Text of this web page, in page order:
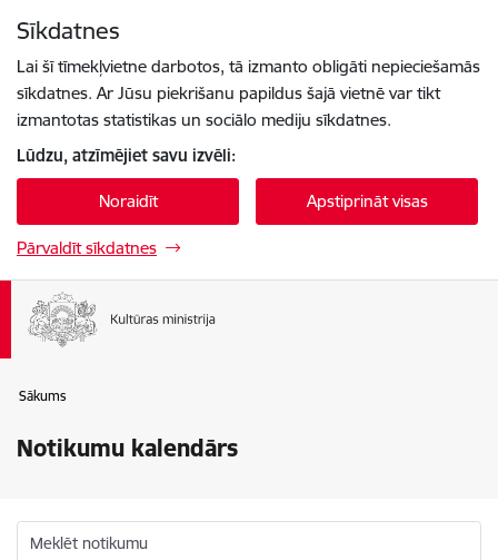
Sīkdatnes
Lai šī tīmekļvietne darbotos, tā izmanto obligāti nepieciešamās
sīkdatnes. Ar Jūsu piekrišanu papildus šajā vietnē var tikt
izmantotas statistikas un sociālo mediju sīkdatnes.
Lūdzu, atzīmējiet savu izvēli:
Noraidīt Apstiprināt visas
Pārvaldīt sīkdatnes
Sākums
Notikumu kalendārs
Meklēt notikumu